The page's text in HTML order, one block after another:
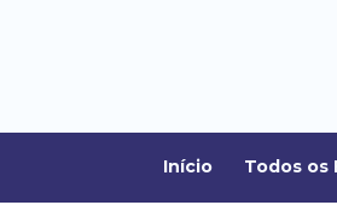
Início Todos os